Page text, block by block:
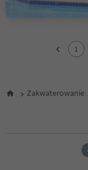
6
1
Zakwaterowanie